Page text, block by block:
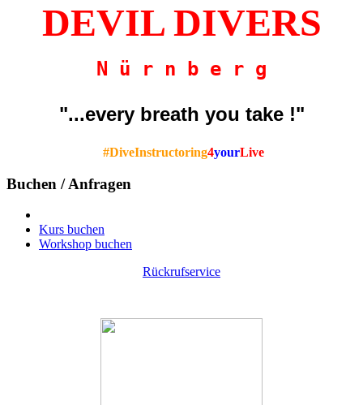
DEVIL DIVERS
N ü r n b e r g
"...every breath you take !"
#DiveInstructoring4yourLive
Buchen / Anfragen
Kurs buchen
Workshop buchen
Rückrufservice